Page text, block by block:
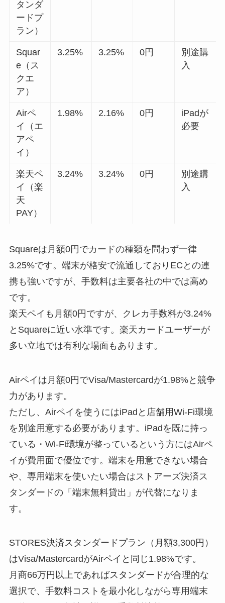
タンダ
ードプ
ラン）
Squar
e（ス
クエ
ア）
3.25% 3.25% 0円
別途購
入
Airペ
イ（エ
アペ
イ）
1.98% 2.16% 0円
iPadが
必要
楽天ペ
イ（楽
天
PAY）
3.24% 3.24% 0円
別途購
入
Squareは月額0円でカードの種類を問わず一律
3.25%です。端末が格安で流通しておりECとの連
携も強いですが、手数料は主要各社の中では高め
です。
楽天ペイも月額0円ですが、クレカ手数料が3.24%
とSquareに近い水準です。楽天カードユーザーが
多い立地では有利な場面もあります。
Airペイは月額0円でVisa/Mastercardが1.98%と競争
力があります。
ただし、Airペイを使うにはiPadと店舗用Wi-Fi環境
を別途用意する必要があります。iPadを既に持っ
ている・Wi-Fi環境が整っているという方にはAirペ
イが費用面で優位です。端末を用意できない場合
や、専用端末を使いたい場合はストアーズ決済ス
タンダードの「端末無料貸出」が代替になりま
す。
STORES決済スタンダードプラン（月額3,300円）
はVisa/MastercardがAirペイと同じ1.98%です。
月商66万円以上であればスタンダードが合理的な
選択で、手数料コストを最小化しながら専用端末